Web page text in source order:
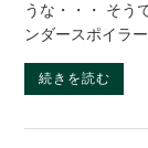
うな・・・ そう
ンダースポイラ
続きを読む